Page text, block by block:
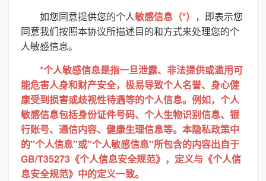
如您同意提供您的个人敏感信息（*） ，即表示您
同意我们按照本协议所描述目的和方式来处理您的个
人敏感信息。
*个人敏感信息是指一旦泄露、非法提供或滥用可
能危害人身和财产安全，极易导致个人名誉、身心健
康受到损害或歧视性待遇等的个人信息。例如，个人
敏感信息包括身份证件号码、个人生物识别信息、银
行账号、通信内容、健康生理信息等。本隐私政策中
的"个人信息"或"个人敏感信息"所包含的内容出自于
GB/T35273《个人信息安全规范》，定义与《个人信
息安全规范》中的定义一致。